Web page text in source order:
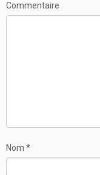
Commentaire
Nom *